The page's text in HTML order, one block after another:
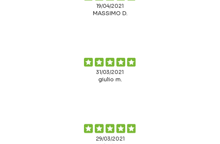
19/04/2021
MASSIMO D.
31/03/2021
giulio m.
29/03/2021